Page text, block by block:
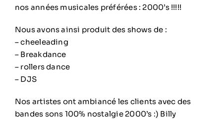
nos années musicales préférées : 2000’s !!!!!
Nous avons ainsi produit des shows de :
– cheeleading
– Breakdance
– rollers dance
– DJS
Nos artistes ont ambiancé les clients avec des
bandes sons 100% nostalgie 2000’s :) Billy